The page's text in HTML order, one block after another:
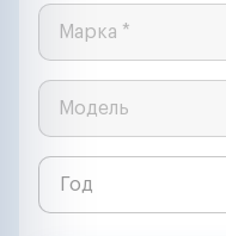
Марка *
Модель